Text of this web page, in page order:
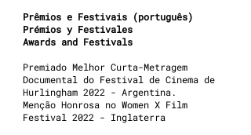
Prêmios e Festivais (português)
Prémios y Festivales
Awards and Festivals
Premiado Melhor Curta-Metragem
Documental do Festival de Cinema de
Hurlingham 2022 - Argentina.
Menção Honrosa no Women X Film
Festival 2022 - Inglaterra